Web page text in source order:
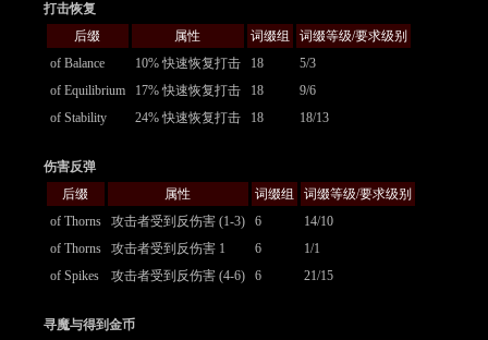
打击恢复
后缀
属性 词缀组
词缀等级/要求级别
of Balance
10% 快速恢复打击 18
5/3
of Equilibrium
17% 快速恢复打击 18
9/6
of Stability
24% 快速恢复打击 18 18/13
伤害反弹
后缀
属性 词缀组
词缀等级/要求级别
of Thorns
攻击者受到反伤害 (1-3) 6
14/10
of Thorns
攻击者受到反伤害 1 6
1/1
of Spikes
攻击者受到反伤害 (4-6) 6 21/15
寻魔与得到金币